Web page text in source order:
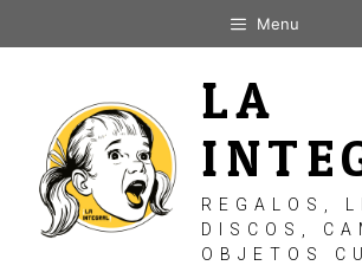
al
Menu
LA
REGALOS,
DISCOS,
OBJETOS